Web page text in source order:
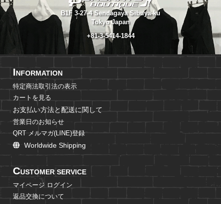
B1F 3-27-4 Sendagaya Sibuya-ku
Tokyo Japan
+81-3-5414-1844
INFORMATION
特定商法取引法の表示
カートを見る
お支払い方法と配送に関して
営業日のお知らせ
QRT メルマガ(LINE)登録
Worldwide Shipping
CUSTOMER SERVICE
マイページ ログイン
返品交換について